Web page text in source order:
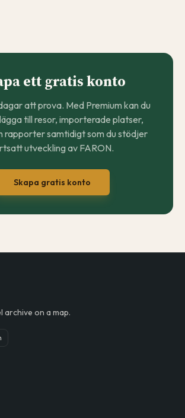
ett gratis konto
att prova. Med Premium kan du
till resor, importerade platser,
rapporter samtidigt som du stödjer
utveckling av FARON.
Skapa gratis konto
archive on a map.